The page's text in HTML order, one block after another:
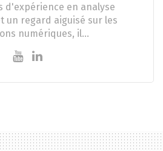
d'expérience en analyse
un regard aiguisé sur les
numériques, il…